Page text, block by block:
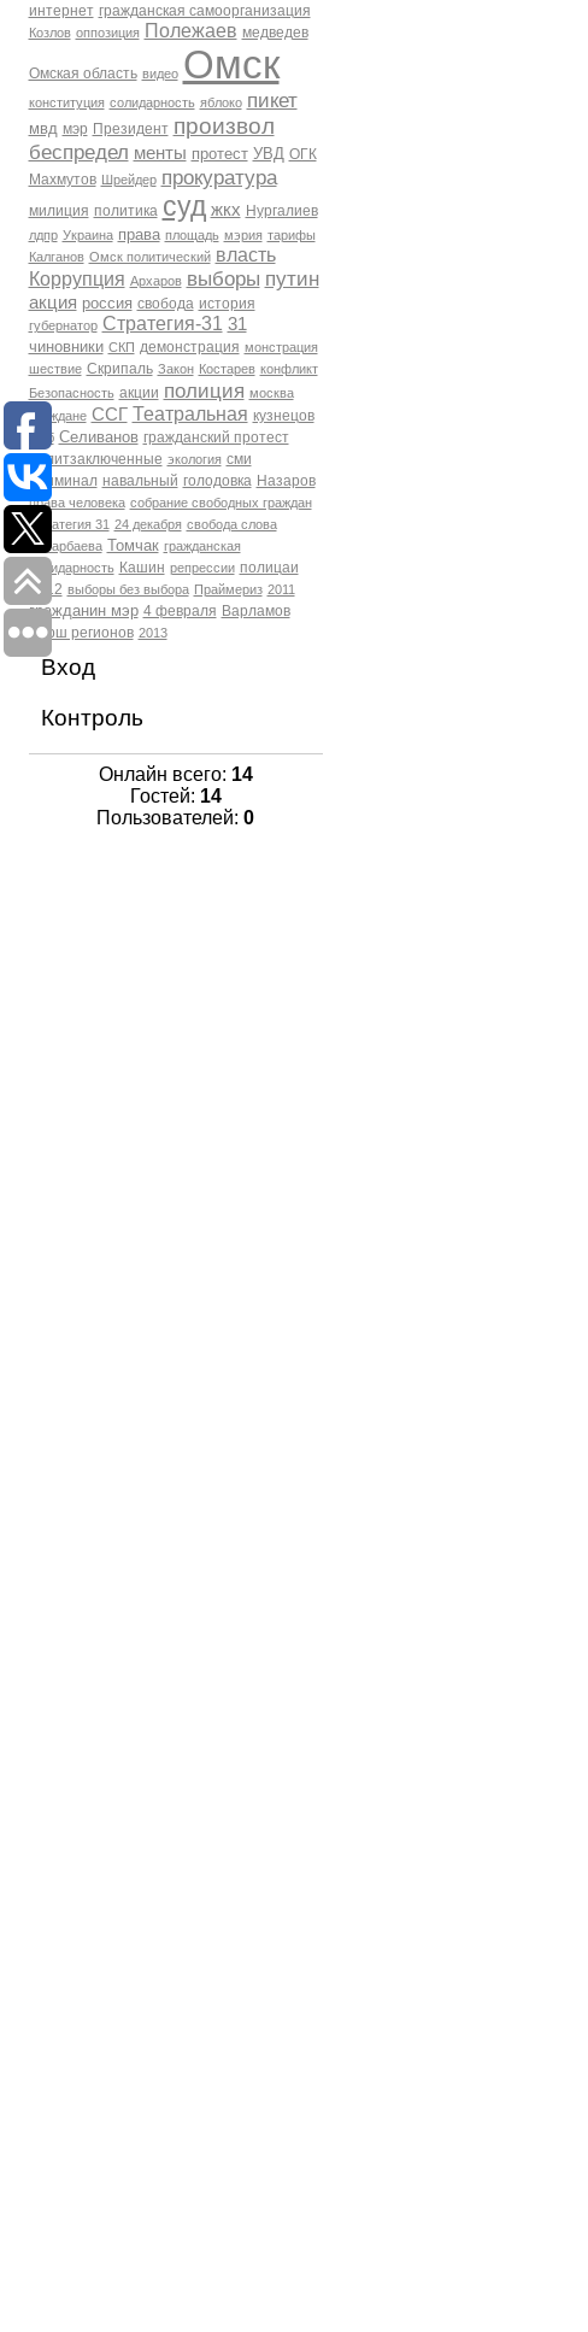
интернет гражданская самоорганизация
Козлов оппозиция Полежаев медведев
Омская область видео Омск
конституция солидарность яблоко пикет
мвд мэр Президент произвол
беспредел менты протест УВД ОГК
Махмутов
Шрейдер прокуратура
милиция политика суд жкх Нургалиев
лдпр Украина права площадь мэрия тарифы
Калганов Омск политический власть
Коррупция Архаров выборы путин
акция россия свобода история
губернатор Стратегия-31 31
чиновники СКП демонстрация монстрация
шествие Скрипаль Закон Костарев конфликт
Безопасность акции полиция москва
Граждане ССГ Театральная кузнецов
фсб Селиванов гражданский протест
политзаключенные экология сми
Криминал навальный голодовка Назаров
права человека собрание свободных граждан
Стратегия 31 24 декабря свобода слова
Бухарбаева Томчак гражданская
солидарность Кашин репрессии полицаи
2012 выборы без выбора Праймериз 2011
гражданин мэр 4 февраля Варламов
марш регионов 2013
Вход
Контроль
Онлайн всего: 14
Гостей: 14
Пользователей: 0